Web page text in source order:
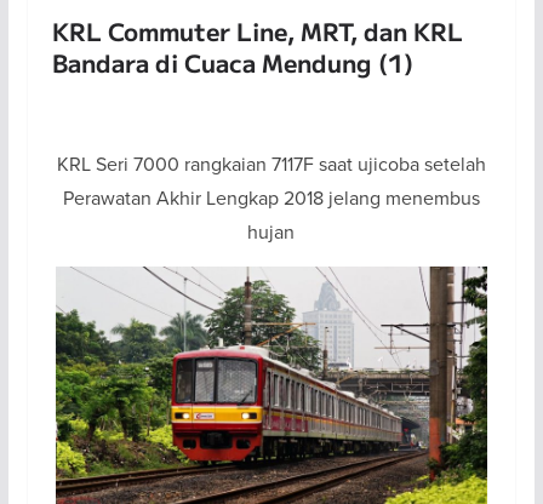
KRL Commuter Line, MRT, dan KRL
Bandara di Cuaca Mendung (1)
KRL Seri 7000 rangkaian 7117F saat ujicoba setelah
Perawatan Akhir Lengkap 2018 jelang menembus
hujan